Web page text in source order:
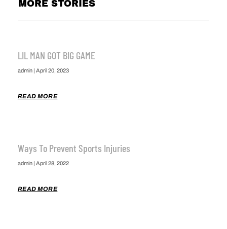
MORE STORIES
LIL MAN GOT BIG GAME
admin April 20, 2023
READ MORE
Ways To Prevent Sports Injuries
admin April 28, 2022
READ MORE